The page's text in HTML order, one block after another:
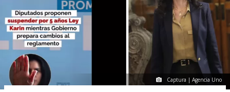
Captura | Agencia Uno